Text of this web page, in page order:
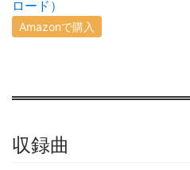
ロード）
Amazonで購入
収録曲